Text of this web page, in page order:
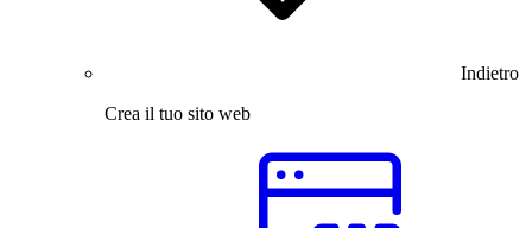
Indietro
Crea il tuo sito web